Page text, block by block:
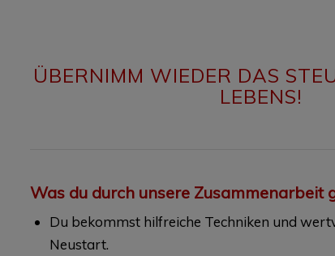
ÜBERNIMM WIEDER DAS
LEBENS!
Was du durch unsere Zusammenarbeit
Du bekommst hilfreiche Techniken und
Neustart.